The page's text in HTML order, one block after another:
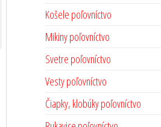
Košele poľovníctvo
Mikiny poľovníctvo
Svetre poľovníctvo
Vesty poľovníctvo
Čiapky, klobúky poľovníctvo